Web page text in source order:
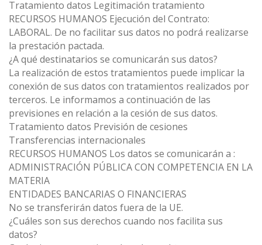
Tratamiento datos Legitimación tratamiento
RECURSOS HUMANOS Ejecución del Contrato:
LABORAL. De no facilitar sus datos no podrá realizarse
la prestación pactada.
¿A qué destinatarios se comunicarán sus datos?
La realización de estos tratamientos puede implicar la
conexión de sus datos con tratamientos realizados por
terceros. Le informamos a continuación de las
previsiones en relación a la cesión de sus datos.
Tratamiento datos Previsión de cesiones
Transferencias internacionales
RECURSOS HUMANOS Los datos se comunicarán a :
ADMINISTRACIÓN PÚBLICA CON COMPETENCIA EN LA
MATERIA
ENTIDADES BANCARIAS O FINANCIERAS
No se transferirán datos fuera de la UE.
¿Cuáles son sus derechos cuando nos facilita sus
datos?